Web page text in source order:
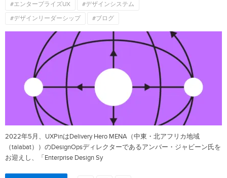
#エンタープライズUX
#デザインシステム
#デザインリーダーシップ
#ブログ
2022年5月、UXPinはDelivery Hero MENA（中東・北アフリカ地域
（talabat））のDesignOpsディレクターであるアンバー・ジャビーン氏を
お迎えし、「Enterprise Design Sy